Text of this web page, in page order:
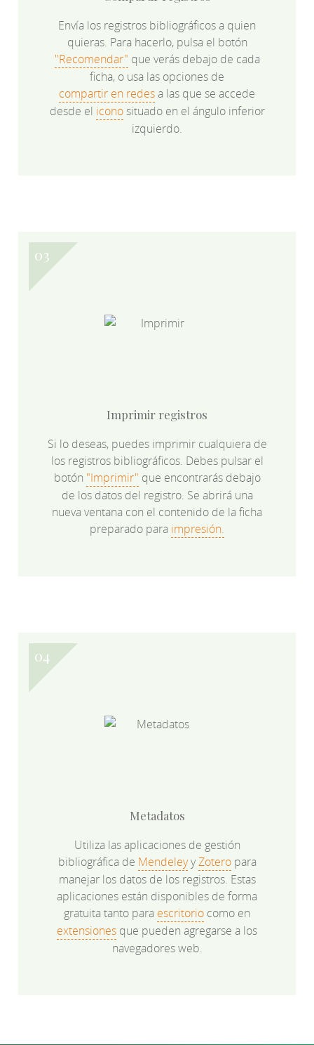
Envía los registros bibliográficos a quien
quieras. Para hacerlo, pulsa el botón
"Recomendar" que verás debajo de cada
ficha, o usa las opciones de
compartir en redesa las que se accede
desde el iconosituado en el ángulo inferior
izquierdo.
Imprimir registros
Si lo deseas, puedes imprimir cualquiera de
los registros bibliográficos. Debes pulsar el
botón "Imprimir" que encontrarás debajo
de los datos del registro. Se abrirá una
nueva ventana con el contenido de la ficha
preparado para impresión.
Metadatos
Utiliza las aplicaciones de gestión
bibliográfica de MendeleyyZoteropara
manejar los datos de los registros. Estas
aplicaciones están disponibles de forma
gratuita tanto para escritorio como en
extensiones que pueden agregarse a los
navegadores web.